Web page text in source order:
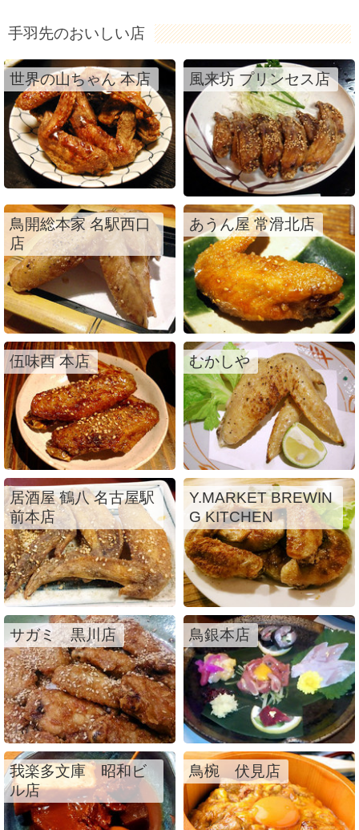
手羽先のおいしい店
世界の山ちゃん 本店 風来坊 プリンセス店
鳥開総本家 名駅西口
店
あうん屋 常滑北店
伍味酉 本店 むかしや
居酒屋 鶴八 名古屋駅
前本店
Y.MARKET BREWIN
G KITCHEN
サガミ 黒川店 鳥銀本店
我楽多文庫 昭和ビ
ル店
鳥椀 伏見店